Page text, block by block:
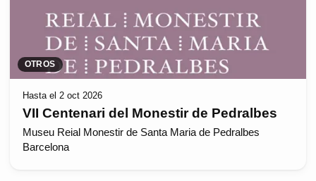
OTROS
Hasta el 2 oct 2026
VII Centenari del Monestir de Pedralbes
Museu Reial Monestir de Santa Maria de Pedralbes
Barcelona